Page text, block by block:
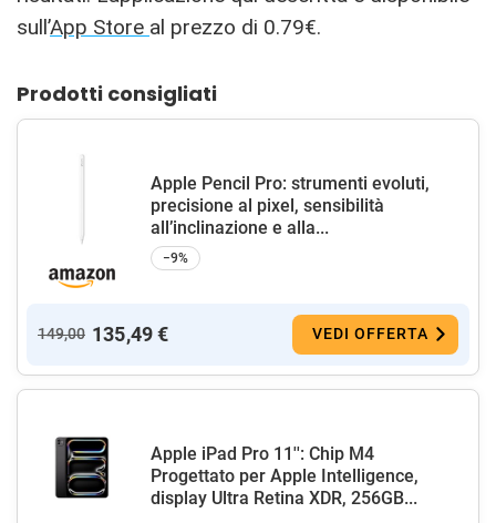
sull’App Store al prezzo di 0.79€.
Prodotti consigliati
Apple Pencil Pro: strumenti evoluti,
precisione al pixel, sensibilità
all’inclinazione e alla...
−9%
149,00 135,49 € VEDI OFFERTA
Apple iPad Pro 11'': Chip M4
Progettato per Apple Intelligence,
display Ultra Retina XDR, 256GB...